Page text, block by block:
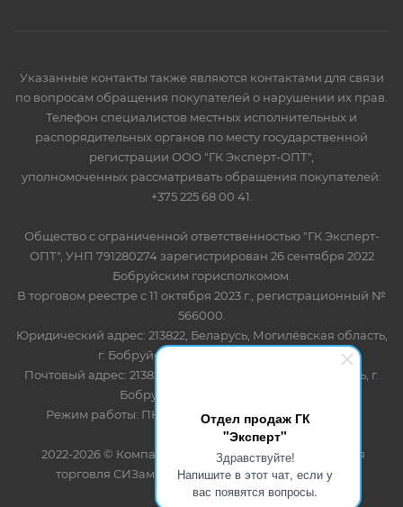
Отдел продаж ГК
"Эксперт"
Здравствуйте!
Напишите в этот чат, если у
вас появятся вопросы.
Указанные контакты также являются контактами для связи
по вопросам обращения покупателей о нарушении их прав.
Телефон специалистов местных исполнительных и
распорядительных органов по месту государственной
регистрации ООО "ГК Эксперт-ОПТ",
уполномоченных рассматривать обращения покупателей:
+375 225 68 00 41.
Общество с ограниченной ответственностью "ГК Эксперт-
ОПТ", УНП 791280274 зарегистрирован 26 сентября 2022
Бобруйским горисполкомом.
В торговом реестре с 11 октября 2023 г., регистрационный №
566000.
Юридический адрес: 213822, Беларусь, Могилёвская область,
г. Бобруйск, ул. Лынькова 85 пом 7
Почтовый адрес: 213822, Беларусь, Могилёвская область, г.
Бобруйск, ул. Лынькова, 85
Режим работы: ПН-ПТ 8.30-17.00, СБ-ВС - выходной
2022-2026 © Компания "Эксперт" - оптово-розничная
торговля СИЗами и одноразовыми расходными
материалами